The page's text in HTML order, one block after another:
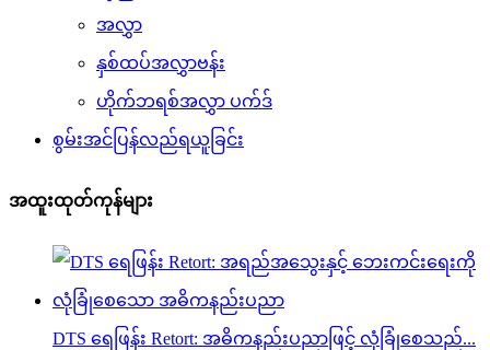
အလွှာ
နှစ်ထပ်အလွှာဗန်း
ဟိုက်ဘရစ်အလွှာ ပက်ဒ်
စွမ်းအင်ပြန်လည်ရယူခြင်း
အထူးထုတ်ကုန်များ
DTS ရေဖြန်း Retort: ​​အဓိကနည်းပညာဖြင့် လုံခြုံစေသည်...